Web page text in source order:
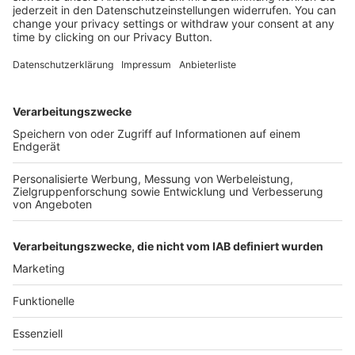
Kostenlose Rücksendung bis zu 14 Tage nach
Bestelleingang (innerhalb Deutschlands).
Versandkosten.
Der Bestellprozess ist mit Hilfe eines SSL-
SERVICE HOTLINE
SHOP SERVICE